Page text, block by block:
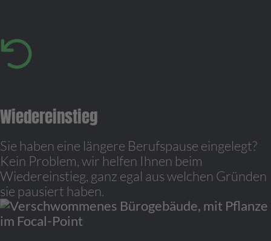
Wiedereinstieg
Sie haben eine längere Berufspause eingelegt?
Kein Problem, wir helfen Ihnen beim
Wiedereinstieg, ganz egal aus welchen Gründen
sie pausiert haben.